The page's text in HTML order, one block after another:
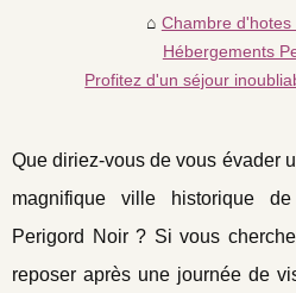
Chambre d'hotes
Hébergements
Profitez d'un séjour
Que diriez-vous de vous évader
magnifique ville historique
Perigord Noir ? Si vous
reposer après une journée de